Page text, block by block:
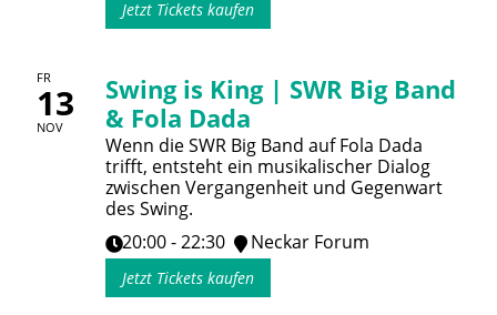
Jetzt Tickets kaufen
FR
13
NOV
Swing is King | SWR Big Band
& Fola Dada
Wenn die SWR Big Band auf Fola Dada
trifft, entsteht ein musikalischer Dialog
zwischen Vergangenheit und Gegenwart
des Swing.
20:00 - 22:30
Neckar Forum
Jetzt Tickets kaufen